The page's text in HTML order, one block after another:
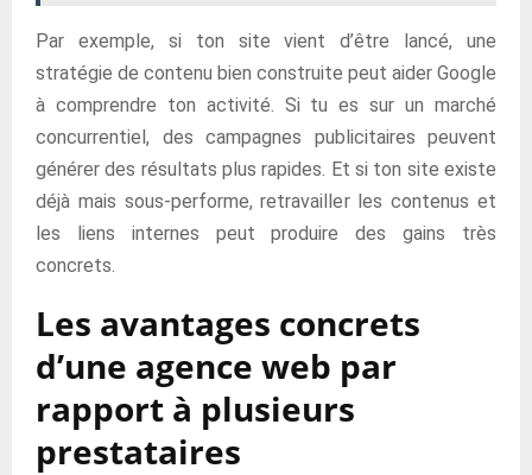
Par exemple, si ton site vient d’être lancé, une
stratégie de contenu bien construite peut aider Google
à comprendre ton activité. Si tu es sur un marché
concurrentiel, des campagnes publicitaires peuvent
générer des résultats plus rapides. Et si ton site existe
déjà mais sous-performe, retravailler les contenus et
les liens internes peut produire des gains très
concrets.
Les avantages concrets
d’une agence web par
rapport à plusieurs
prestataires